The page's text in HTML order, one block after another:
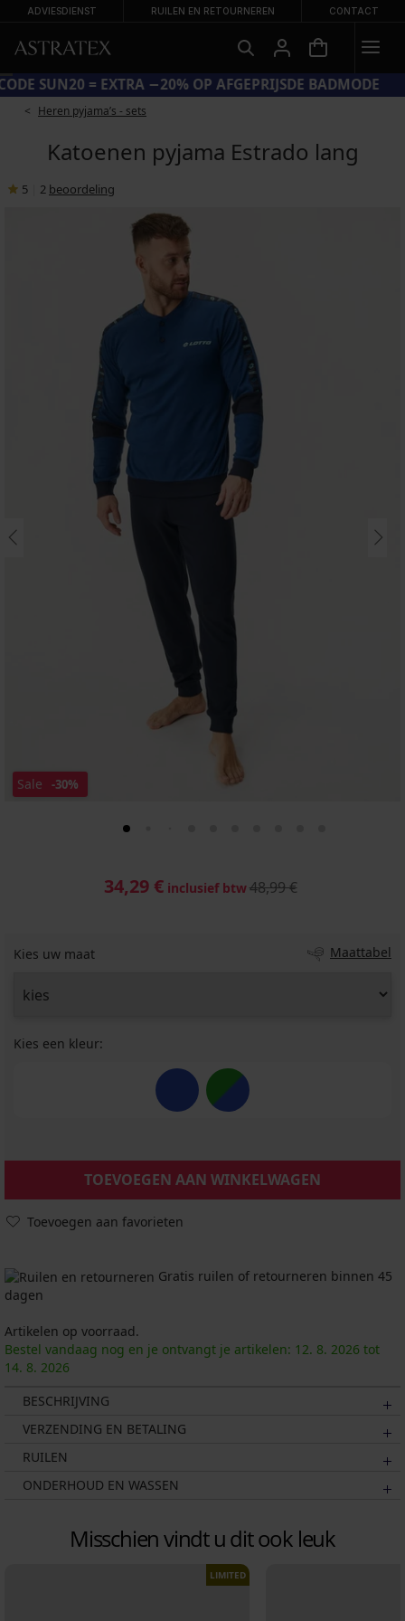
ADVIESDIENST RUILEN EN RETOURNEREN CONTACT
CODE SUN20 = EXTRA −20% OP AFGEPRIJSDE BADMODE
Heren pyjama’s - sets
Katoenen pyjama Estrado lang
5 2 beoordeling
Sale -30%
34,29 € inclusief btw48,99 €
Kies uw maat Maattabel
Kies een kleur:
TOEVOEGEN AAN WINKELWAGEN
Toevoegen aan favorieten
Gratis ruilen of retourneren binnen 45
dagen
Artikelen op voorraad.
Bestel vandaag nog en je ontvangt je artikelen: 12. 8. 2026 tot
14. 8. 2026
BESCHRIJVING
VERZENDING EN BETALING
RUILEN
ONDERHOUD EN WASSEN
Misschien vindt u dit ook leuk
LIMITED